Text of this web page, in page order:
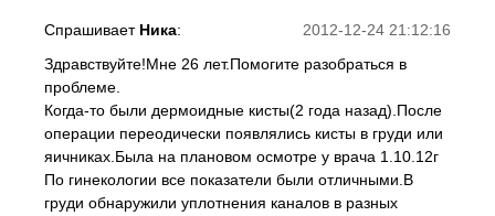
2012-12-24 21:12:16
Спрашивает Ника:
Здравствуйте!Мне 26 лет.Помогите разобраться в
проблеме.
Когда-то были дермоидные кисты(2 года назад).После
операции переодически появлялись кисты в груди или
яичниках.Была на плановом осмотре у врача 1.10.12г
По гинекологии все показатели были отличными.В
груди обнаружили уплотнения каналов в разных